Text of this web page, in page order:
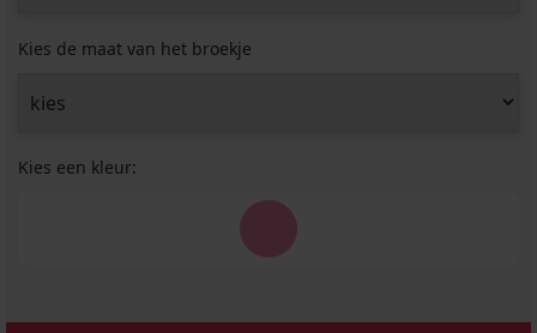
Kies de maat van het broekje
Kies een kleur: